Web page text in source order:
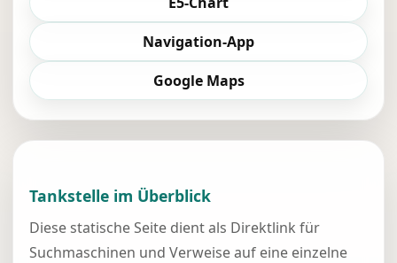
Navigation-App
Google Maps
Tankstelle im Überblick
Diese statische Seite dient als Direktlink für
Suchmaschinen und Verweise auf eine einzelne